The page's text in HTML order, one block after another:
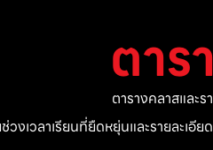
ตาร
ตารางคลาสและ
วงเวลาเรียนที่ยืดหยุ่นและรายละเ